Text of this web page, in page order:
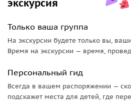
экскурсия
Только ваша группа
На экскурсии будете только вы,
Время на экскурсии — время,
Персональный гид
Всегда в вашем распоряжении —
подскажет места для детей, где